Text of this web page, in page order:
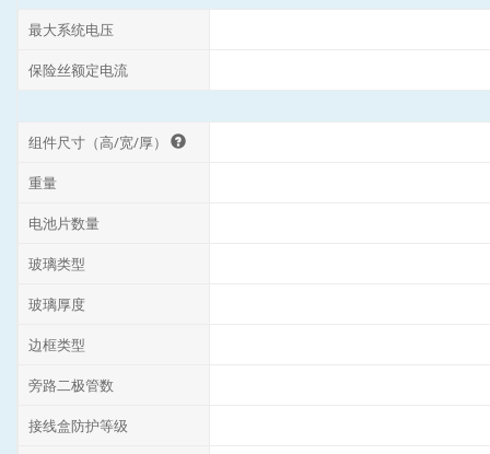
最大系统电压
保险丝额定电流
组件尺寸（高/宽/厚）
重量
电池片数量
玻璃类型
玻璃厚度
边框类型
旁路二极管数
接线盒防护等级